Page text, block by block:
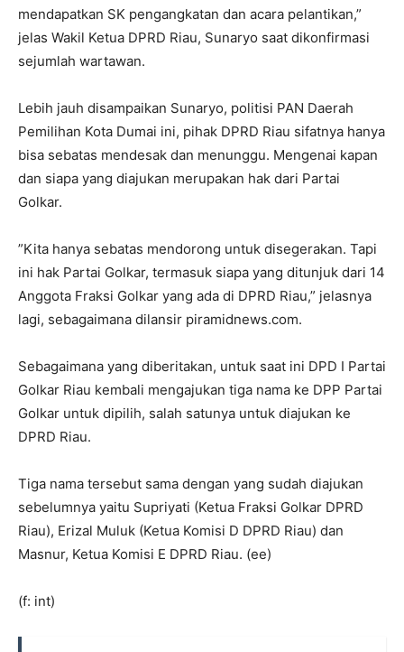
mendapatkan SK pengangkatan dan acara pelantikan,”
jelas Wakil Ketua DPRD Riau, Sunaryo saat dikonfirmasi
sejumlah wartawan.
Lebih jauh disampaikan Sunaryo, politisi PAN Daerah
Pemilihan Kota Dumai ini, pihak DPRD Riau sifatnya hanya
bisa sebatas mendesak dan menunggu. Mengenai kapan
dan siapa yang diajukan merupakan hak dari Partai
Golkar.
”Kita hanya sebatas mendorong untuk disegerakan. Tapi
ini hak Partai Golkar, termasuk siapa yang ditunjuk dari 14
Anggota Fraksi Golkar yang ada di DPRD Riau,” jelasnya
lagi, sebagaimana dilansir piramidnews.com.
Sebagaimana yang diberitakan, untuk saat ini DPD I Partai
Golkar Riau kembali mengajukan tiga nama ke DPP Partai
Golkar untuk dipilih, salah satunya untuk diajukan ke
DPRD Riau.
Tiga nama tersebut sama dengan yang sudah diajukan
sebelumnya yaitu Supriyati (Ketua Fraksi Golkar DPRD
Riau), Erizal Muluk (Ketua Komisi D DPRD Riau) dan
Masnur, Ketua Komisi E DPRD Riau. (ee)
(f: int)